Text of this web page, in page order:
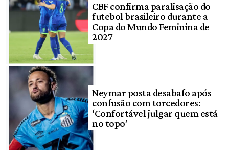
CBF confirma paralisação do
futebol brasileiro durante a
Copa do Mundo Feminina de
2027
Neymar posta desabafo após
confusão com torcedores:
‘Confortável julgar quem está
no topo’